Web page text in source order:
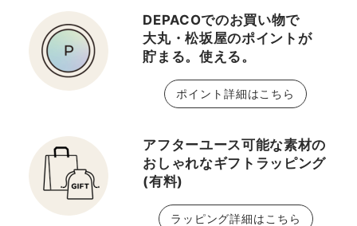
DEPACOでのお買い物で
大丸・松坂屋のポイントが
貯まる。使える。
ポイント詳細はこちら
アフターユース可能な素材の
おしゃれなギフトラッピング
(有料)
ラッピング詳細はこちら